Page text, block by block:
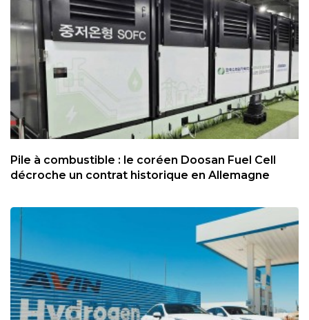
Pile à combustible : le coréen Doosan Fuel Cell
décroche un contrat historique en Allemagne